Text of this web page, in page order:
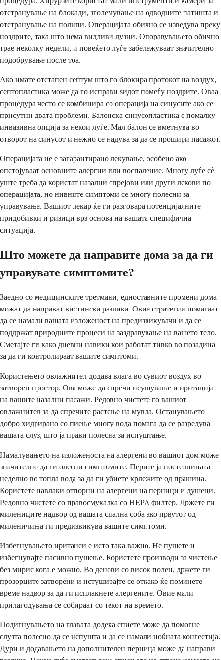
отстранување на блокади, зголемување на одводните патишта и
отстранување на полипи. Операцијата обично се изведува преку
ноздрите, така што нема видливи лузни. Опоравувањето обично
трае неколку недели, и повеќето луѓе забележуваат значително
подобрување после тоа.
Ако имате отстапен септум што го блокира протокот на воздух,
септопластика може да го исправи ѕидот помеѓу ноздрите. Оваа
процедура често се комбинира со операција на синусите ако се
присутни двата проблеми. Балонска синусопластика е помалку
инвазивна опција за некои луѓе. Мал балон се вметнува во
отворот на синусот и нежно се надува за да се прошири пасажот.
Операцијата не е загарантирано лекување, особено ако
опстојуваат основните алергии или воспаление. Многу луѓе сè
уште треба да користат назални спрејови или други лекови по
операцијата, но нивните симптоми се многу полесни за
управување. Вашиот лекар ќе ги разговара потенцијалните
придобивки и ризици врз основа на вашата специфична
ситуација.
Што можете да направите дома за да ги
управувате симптомите?
Заедно со медицинските третмани, едноставните промени дома
можат да направат вистинска разлика. Овие стратегии помагаат
да се намали вашата изложеност на предизвикувачи и да се
поддржат природните процеси на заздравување на вашето тело.
Сметајте ги како дневни навики кои работат тивко во позадина
за да ги контролираат вашите симптоми.
Користењето овлажнител додава влага во сувиот воздух во
затворен простор. Ова може да спречи исушување и иритација
на вашите назални пасажи. Редовно чистете го вашиот
овлажнител за да спречите растење на мувла. Останувањето
добро хидрирано со пиење многу вода помага да се разредува
вашата слуз, што ја прави полесна за испуштање.
Намалувањето на изложеноста на алергени во вашиот дом може
значително да ги олесни симптомите. Перите ја постелнината
неделно во топла вода за да ги убиете крлежите од прашина.
Користете навлаки отпорни на алергени на перници и душеци.
Редовно чистете со правосмукалка со HEPA филтер. Држете ги
милениците надвор од вашата спална соба ако првутот од
миленичиња ги предизвикува вашите симптоми.
Избегнувањето иританси е исто така важно. Не пушете и
избегнувајте пасивно пушење. Користете производи за чистење
без мирис кога е можно. Во денови со висок полен, држете ги
прозорците затворени и истуширајте се откако ќе поминете
време надвор за да ги исплакнете алергените. Овие мали
прилагодувања се собираат со текот на времето.
Подигнувањето на главата додека спиете може да помогне
слузта полесно да се испушта и да се намали ноќната конгестија.
Дури и додавањето на дополнителен перница може да направи